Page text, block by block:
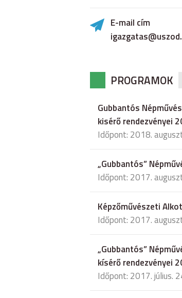
E-mail cím
PROGRAMOK
Gubbantós
kisérő rendezvényei
Időpont: 2018.
„Gubbantós”
Időpont: 2017.
Képzőművészeti
Időpont: 2017.
„Gubbantós”
kísérő rendezvényei
Időpont: 2017. július.